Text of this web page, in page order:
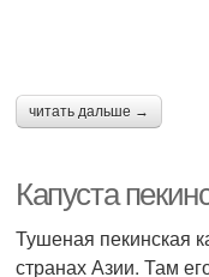
читать дальше →
Капуста
Тушеная пекинская
странах Азии. Там